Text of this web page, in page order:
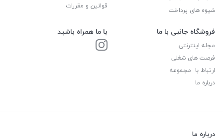
شیوه های پرداخت
قوانین و مقررات
فروشگاه جانبی با ما
مجله اینترنتی
فرصت های شغلی
ارتباط با مجموعه
درباره ما
با ما همراه باشید
درباره ما